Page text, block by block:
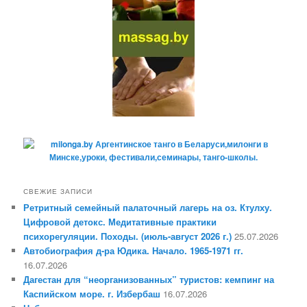
СВЕЖИЕ ЗАПИСИ
Ретритный семейный палаточный лагерь на оз. Ктулху.
Цифровой детокс. Медитативные практики
психорегуляции. Походы. (июль-август 2026 г.) 25.07.2026
Автобиография д-ра Юдика. Начало. 1965-1971 гг.
16.07.2026
Дагестан для “неорганизованных” туристов: кемпинг на
Каспийском море. г. Избербаш 16.07.2026